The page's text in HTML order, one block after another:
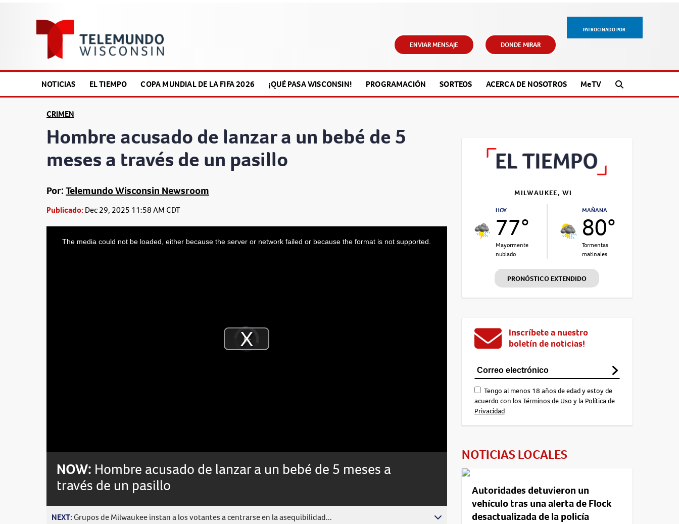
PATROCINADO POR:
ENVIAR MENSAJE DONDE MIRAR
NOTICIAS EL TIEMPO COPA MUNDIAL DE LA FIFA 2026 ¡QUÉ PASA WISCONSIN! PROGRAMACIÓN SORTEOS ACERCA DE NOSOTROS MeTV
CRIMEN
Hombre acusado de lanzar a un bebé de 5
meses a través de un pasillo
Por:Telemundo Wisconsin Newsroom
Publicado: Dec 29, 2025 11:58 AM CDT
Video
Player
loading.Play
The media could not be loaded, either because the server or network failed or because the format is not supported.
NOW: Hombre acusado de lanzar a un bebé de 5 meses a
través de un pasillo
NEXT: Grupos de Milwaukee instan a los votantes a centrarse en la asequibilidad...
MILWAUKEE, WI
HOY
77°
Mayormente
nublado
MAÑANA
80°
Tormentas
matinales
PRONÓSTICO EXTENDIDO
Inscríbete a nuestro
boletín de noticias!
Tengo al menos 18 años de edad y estoy de
acuerdo con losTérminos de Uso y la Política de
Privacidad
NOTICIAS LOCALES
Autoridades detuvieron un
vehículo tras una alerta de Flock
desactualizada de la policía